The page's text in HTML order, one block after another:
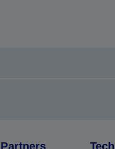
Partners